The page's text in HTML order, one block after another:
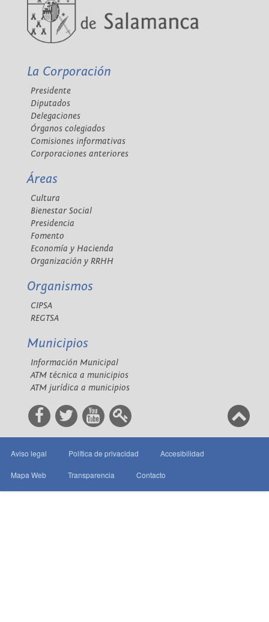
La Corporación
Presidente
Diputados
Delegaciones
Órganos colegiados
Comisiones informativas
Corporaciones anteriores
Áreas
Cultura
Bienestar Social
Presidencia
Fomento
Economía y Hacienda
Organización y RRHH
Organismos
CIPSA
REGTSA
Municipios
Información Municipal
ATM técnica a municipios
ATM jurídica a municipios
Aviso legal Política de privacidad Accesibilidad
Mapa Web Transparencia Contacto